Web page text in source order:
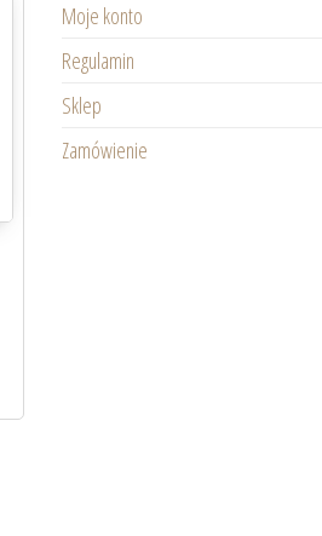
Moje konto
Regulamin
Sklep
Zamówienie